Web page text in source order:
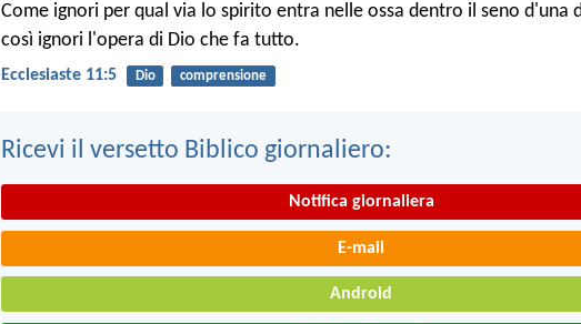
Come ignori per qual via lo spirito entra nelle ossa dentro il seno d'una
così ignori l'opera di Dio che fa tutto.
Ecclesiaste 11:5 Dio comprensione
Ricevi il versetto Biblico giornaliero:
Notifica giornaliera
E-mail
Android